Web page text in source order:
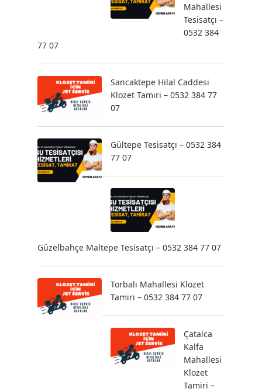
Mahallesi
Tesisatçı –
0532 384
77 07
Sancaktepe Hilal Caddesi
Klozet Tamiri – 0532 384 77
07
Gültepe Tesisatçı – 0532 384
77 07
Güzelbahçe Maltepe Tesisatçı – 0532 384 77 07
Torbalı Mahallesi Klozet
Tamiri – 0532 384 77 07
Çatalca
Kalfa
Mahallesi
Klozet
Tamiri –